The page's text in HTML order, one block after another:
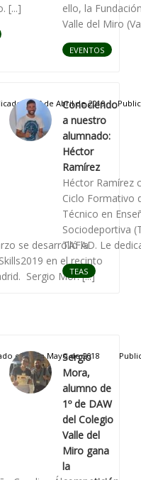
[...]
ello, la
Valle del Miro
EVENTOS
el 02 de Abril de 2019
se desarrolló la
en el recinto
Sergio Mor. [...]
Conociendo
a nuestro
alumnado:
Héctor
Ramírez
Héctor Ramírez
Ciclo Formativo
Técnico en
Sociodeportiva
TAFAD. Le
TEAS
el 22 de Mayo de 2018
Sergio
Mora,
alumno de
1º de DAW
del Colegio
Valle del
Miro gana
la